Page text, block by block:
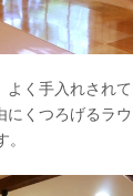
く手入れされ
にくつろげるラ